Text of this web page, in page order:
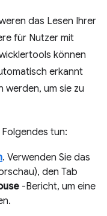
das Lesen Ihrer
für Nutzer mit
können
erkannt
werden, um sie zu
tun:
. Verwenden Sie das
den Tab
-Bericht, um eine